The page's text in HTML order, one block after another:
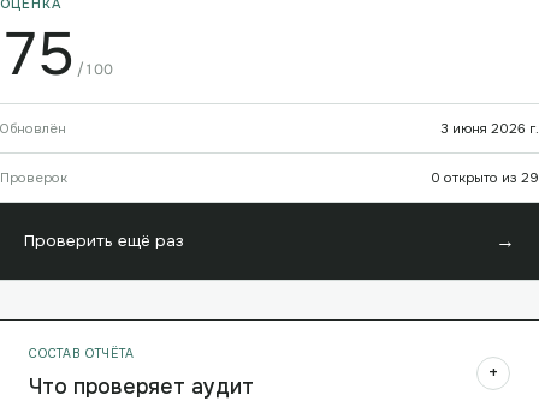
ОЦЕНКА
75 /100
Обновлён 3 июня 2026 г.
Проверок 0 открыто из 29
Проверить ещё раз →
СОСТАВ ОТЧЁТА
Что проверяет аудит +